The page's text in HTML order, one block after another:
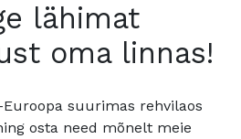
lähimat
oma linnas!
Euroopa suurimas rehvilaos
osta need mõnelt meie